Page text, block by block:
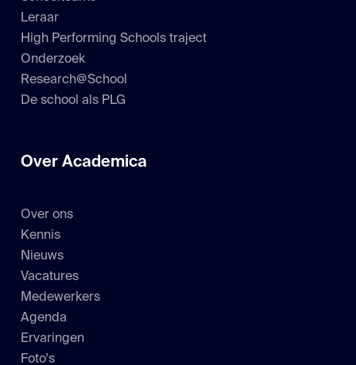
Leraar
High Performing Schools traject
Onderzoek
Research@School
De school als PLG
Over Academica
Over ons
Kennis
Nieuws
Vacatures
Medewerkers
Agenda
Ervaringen
Foto's